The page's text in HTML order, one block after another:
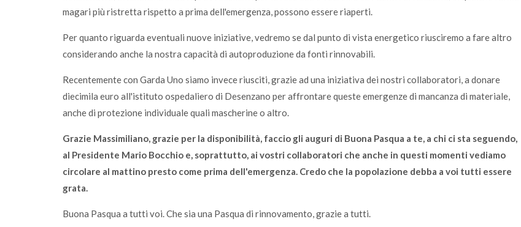
magari più ristretta rispetto a prima dell'emergenza, possono essere riaperti.
Per quanto riguarda eventuali nuove iniziative, vedremo se dal punto di vista energetico riusciremo a fare altro
considerando anche la nostra capacità di autoproduzione da fonti rinnovabili.
Recentemente con Garda Uno siamo invece riusciti, grazie ad una iniziativa dei nostri collaboratori, a donare
diecimila euro all'istituto ospedaliero di Desenzano per affrontare queste emergenze di mancanza di materiale,
anche di protezione individuale quali mascherine o altro.
Grazie Massimiliano, grazie per la disponibilità, faccio gli auguri di Buona Pasqua a te, a chi ci sta seguendo,
al Presidente Mario Bocchio e, soprattutto, ai vostri collaboratori che anche in questi momenti vediamo
circolare al mattino presto come prima dell'emergenza. Credo che la popolazione debba a voi tutti essere
grata.
Buona Pasqua a tutti voi. Che sia una Pasqua di rinnovamento, grazie a tutti.